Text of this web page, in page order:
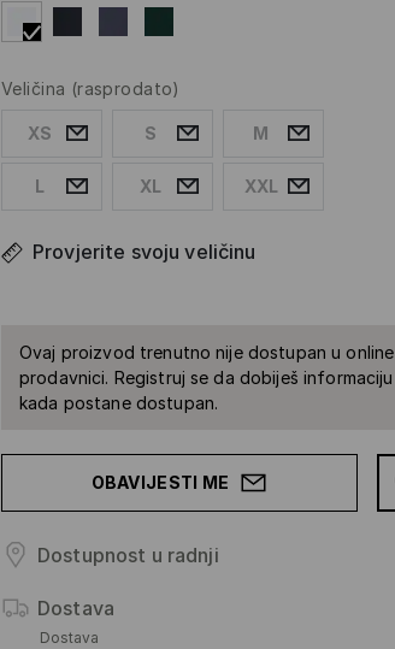
Veličina (rasprodato)
XS S M
L XL XXL
Provjerite svoju veličinu
Ovaj proizvod trenutno nije dostupan u online
prodavnici. Registruj se da dobiješ informaciju
kada postane dostupan.
OBAVIJESTI ME
Dostupnost u radnji
Dostava
Dostava